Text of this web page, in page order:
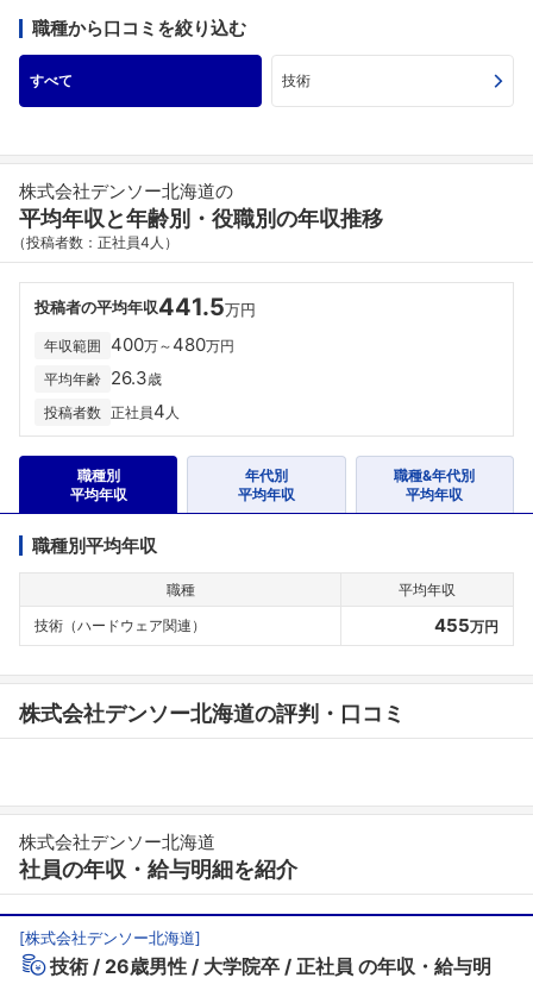
職種から口コミを絞り込む
すべて 技術
株式会社デンソー北海道の
平均年収と年齢別・役職別の年収推移
（投稿者数：正社員4人）
投稿者の平均年収441.5万円
年収範囲 400万～ 480万円
平均年齢 26.3歳
投稿者数 正社員4 人
職種別
平均年収
年代別
平均年収
職種&年代別
平均年収
職種別平均年収
職種
平均年収
技術（ハードウェア関連）
455万円
株式会社デンソー北海道の評判・口コミ
株式会社デンソー北海道
社員の年収・給与明細を紹介
[株式会社デンソー北海道]
技術 26歳男性 大学院卒 正社員 の年収・給与明